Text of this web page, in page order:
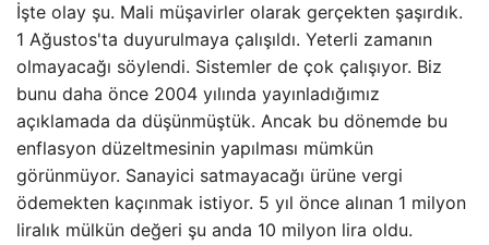
İşte olay şu. Mali müşavirler olarak gerçekten şaşırdık.
1 Ağustos'ta duyurulmaya çalışıldı. Yeterli zamanın
olmayacağı söylendi. Sistemler de çok çalışıyor. Biz
bunu daha önce 2004 yılında yayınladığımız
açıklamada da düşünmüştük. Ancak bu dönemde bu
enflasyon düzeltmesinin yapılması mümkün
görünmüyor. Sanayici satmayacağı ürüne vergi
ödemekten kaçınmak istiyor. 5 yıl önce alınan 1 milyon
liralık mülkün değeri şu anda 10 milyon lira oldu.